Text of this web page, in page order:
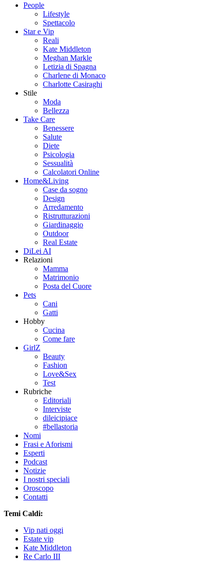
People
Lifestyle
Spettacolo
Star e Vip
Reali
Kate Middleton
Meghan Markle
Letizia di Spagna
Charlene di Monaco
Charlotte Casiraghi
Stile
Moda
Bellezza
Take Care
Benessere
Salute
Diete
Psicologia
Sessualità
Calcolatori Online
Home&Living
Case da sogno
Design
Arredamento
Ristrutturazioni
Giardinaggio
Outdoor
Real Estate
DiLei AI
Relazioni
Mamma
Matrimonio
Posta del Cuore
Pets
Cani
Gatti
Hobby
Cucina
Come fare
GirlZ
Beauty
Fashion
Love&Sex
Test
Rubriche
Editoriali
Interviste
dileicipiace
#bellastoria
Nomi
Frasi e Aforismi
Esperti
Podcast
Notizie
I nostri speciali
Oroscopo
Contatti
Temi Caldi:
Vip nati oggi
Estate vip
Kate Middleton
Re Carlo III